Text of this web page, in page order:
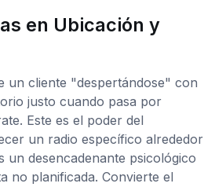
en Ubicación y
un cliente "despertándose" con
justo cuando pasa por
Este es el poder del
un radio específico alrededor
un desencadenante psicológico
no planificada. Convierte el